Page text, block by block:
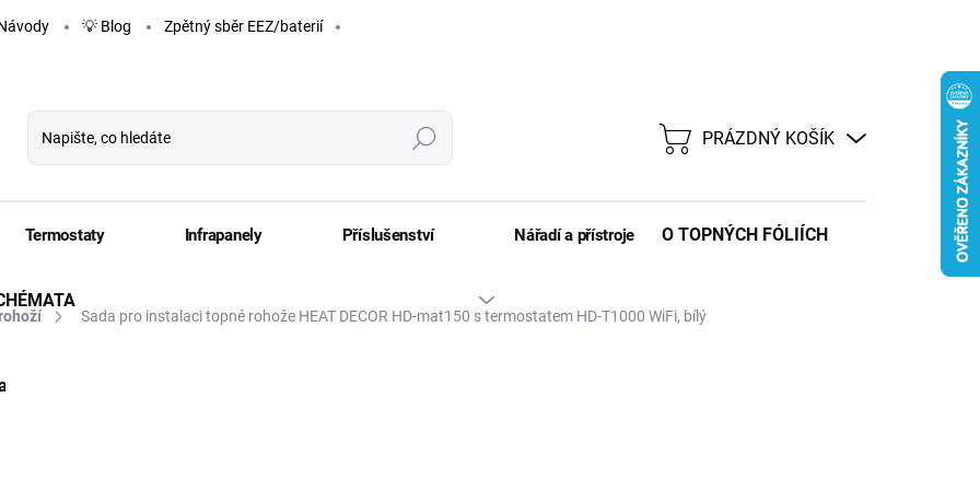
💡 Blog Zpětný sběr EEZ/baterií
Hledat
NÁKUPNÍ
PRÁZDNÝ KOŠÍK
Termostaty Infrapanely Příslušenství Nářadí a přístroje O TOPNÝCH FÓLIÍCH
topnou fólii
Sada pro instalaci topné rohože HEAT DECOR HD-mat150 s termostatem HD-T1000 WiFi, bílý